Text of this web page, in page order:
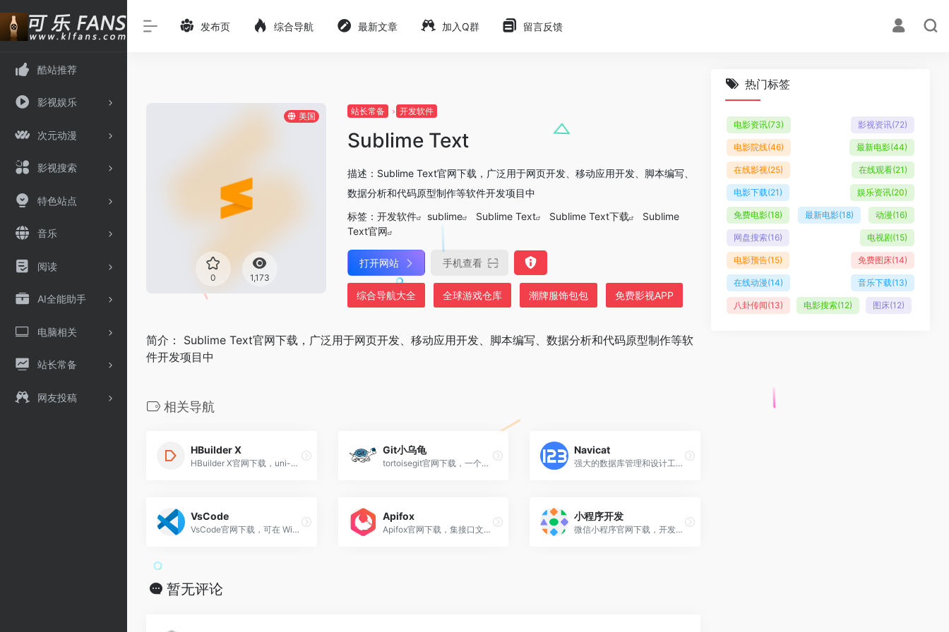
酷站推荐
影视娱乐
次元动漫
影视搜索
特色站点
音乐
阅读
AI全能助手
电脑相关
站长常备
网友投稿
发布页 综合导航 最新文章 加入Q群 留言反馈
美国
0 1,173
站长常备 开发软件
Sublime Text
描述：Sublime Text官网下载，广泛用于网页开发、移动应用开发、脚本编写、
数据分析和代码原型制作等软件开发项目中
标签： 开发软件 sublime Sublime Text Sublime Text下载
Sublime
Text官网
打开网站 手机查看
综合导航大全 全球游戏仓库 潮牌服饰包包 免费影视APP
简介： Sublime Text官网下载，广泛用于网页开发、移动应用开发、脚本编写、数据分析和代码原型制作等软
件开发项目中
相关导航
HBuilder X
HBuilder X官网下载，uni-app多端开发，开发一次同时生成App、小程序、H5
Git小乌龟
tortoisegit官网下载，一个Windows平台上的Git版本控制工具
Navicat
强大的数据库管理和设计工具，支持 Win、macOS 和 linux
VsCode
VsCode官网下载，可在 Windows、macOS 和 Linux 上运行的独立源代码编辑器。 Java 和 Web 开发人员的理想选择，包含大量扩展，支持几乎任何编程语言
Apifox
Apifox官网下载，集接口文档工具、接口Mock工具、接口自动化测试工具、接口调试工具于一体的协作平台
小程序开发
微信小程序官网下载，开发工具
暂无评论
热门标签
电影资讯(73) 影视资讯(72)
电影院线(46) 最新电影(44)
在线影视(25) 在线观看(21)
电影下载(21) 娱乐资讯(20)
免费电影(18) 最新电影(18) 动漫(16)
网盘搜索(16) 电视剧(15)
电影预告(15) 免费图床(14)
在线动漫(14) 音乐下载(13)
八卦传闻(13) 电影搜索(12) 图床(12)